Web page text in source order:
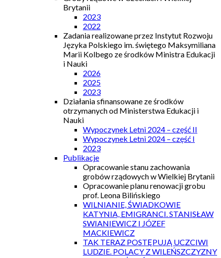
Brytanii
2023
2022
Zadania realizowane przez Instytut Rozwoju
Języka Polskiego im. świętego Maksymiliana
Marii Kolbego ze środków Ministra Edukacji
i Nauki
2026
2025
2023
Działania sfinansowane ze środków
otrzymanych od Ministerstwa Edukacji i
Nauki
Wypoczynek Letni 2024 – część II
Wypoczynek Letni 2024 – część I
2023
Publikacje
Opracowanie stanu zachowania
grobów rządowych w Wielkiej Brytanii
Opracowanie planu renowacji grobu
prof. Leona Bilińskiego
WILNIANIE, ŚWIADKOWIE
KATYNIA, EMIGRANCI. STANISŁAW
SWIANIEWICZ I JÓZEF
MACKIEWICZ
TAK TERAZ POSTĘPUJĄ UCZCIWI
LUDZIE. POLACY Z WILEŃSZCZYZNY